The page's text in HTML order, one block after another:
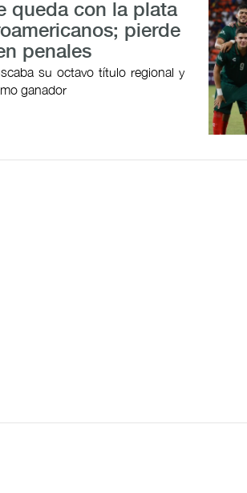
queda con la plata
pierde
penales
su octavo título regional y
ganador